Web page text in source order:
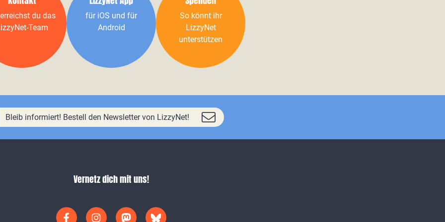
du das
Team
für iOS und für
Android
So könnt ihr
LizzyNet
unterstützen
Bleib informiert! Bestell den Newsletter von LizzyNet!
Vernetz dich mit uns!